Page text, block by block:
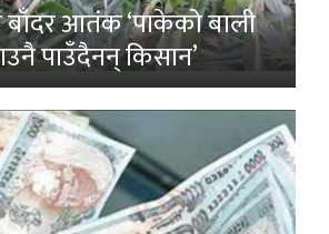
बाँदर आतंक ‘पाकेको बाली
पाउँदैनन् किसान’